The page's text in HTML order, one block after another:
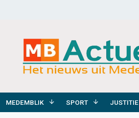
MEDEMBLIK SPORT JUSTITIE